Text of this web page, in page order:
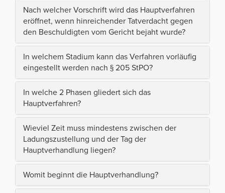
Nach welcher Vorschrift wird das Hauptverfahren
eröffnet, wenn hinreichender Tatverdacht gegen
den Beschuldigten vom Gericht bejaht wurde?
In welchem Stadium kann das Verfahren vorläufig
eingestellt werden nach § 205 StPO?
In welche 2 Phasen gliedert sich das
Hauptverfahren?
Wieviel Zeit muss mindestens zwischen der
Ladungszustellung und der Tag der
Hauptverhandlung liegen?
Womit beginnt die Hauptverhandlung?